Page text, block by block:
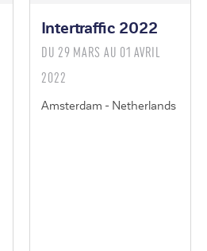
Intertraffic 2022
DU 29 MARS AU 01 AVRIL
2022
Amsterdam - Netherlands